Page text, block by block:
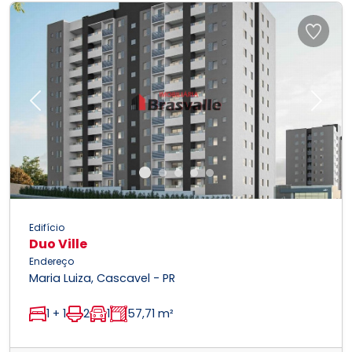
Previous
Edifício
Duo Ville
Endereço
Maria Luiza, Cascavel - PR
1 + 1 2 1 57,71 m²